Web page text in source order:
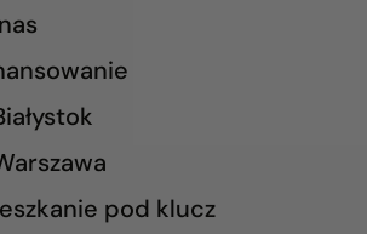
pod klucz